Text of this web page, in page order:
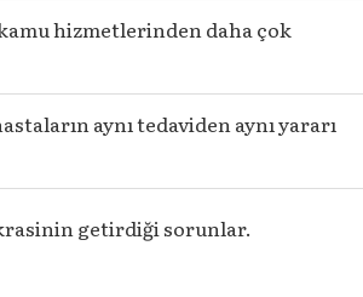
hizmetlerinden daha çok
aynı tedaviden aynı yararı
getirdiği sorunlar.